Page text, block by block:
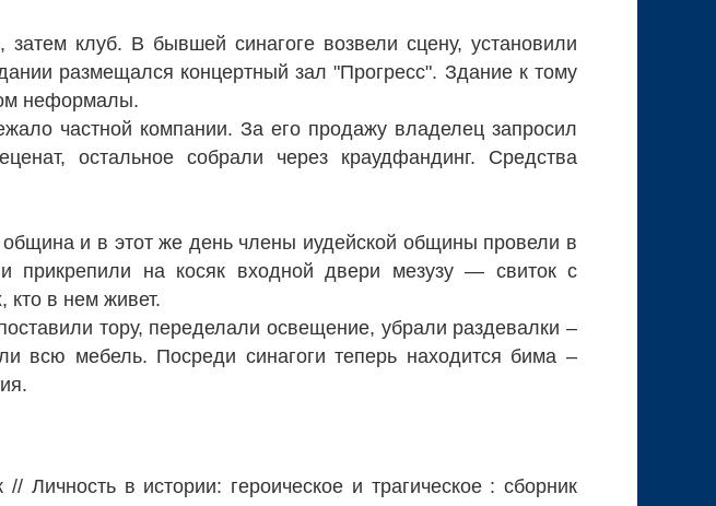
клуб. В бывшей синагоге возвели сцену, установили
размещался концертный зал "Прогресс". Здание к тому
неформалы.
частной компании. За его продажу владелец запросил
остальное собрали через краудфандинг. Средства
община и в этот же день члены иудейской общины провели в
прикрепили на косяк входной двери мезузу — свиток с
кто в нем живет.
тору, переделали освещение, убрали раздевалки –
всю мебель. Посреди синагоги теперь находится бима –
в истории: героическое и трагическое : сборник